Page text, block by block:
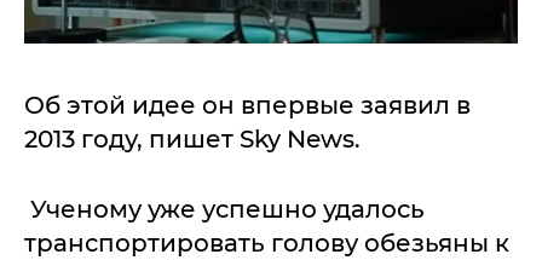
Об этой идее он впервые заявил в
2013 году, пишет Sky News.
Ученому уже успешно удалось
транспортировать голову обезьяны к